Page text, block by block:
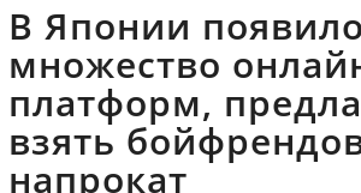
В Японии
множество
платформ,
взять
напрокат